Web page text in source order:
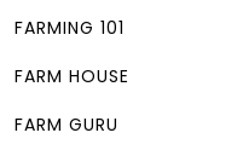
FARMING 101
FARM HOUSE
FARM GURU